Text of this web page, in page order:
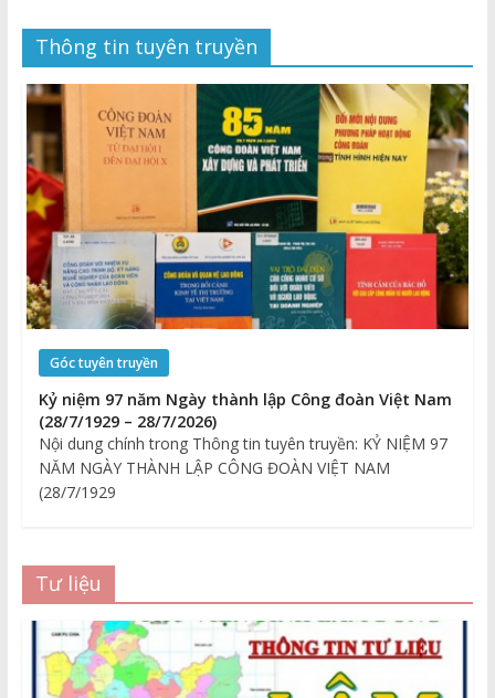
Thông tin tuyên truyền
Góc tuyên truyền
Kỷ niệm 97 năm Ngày thành lập Công đoàn Việt Nam
(28/7/1929 – 28/7/2026)
Nội dung chính trong Thông tin tuyên truyền: KỶ NIỆM 97
NĂM NGÀY THÀNH LẬP CÔNG ĐOÀN VIỆT NAM
(28/7/1929
Tư liệu